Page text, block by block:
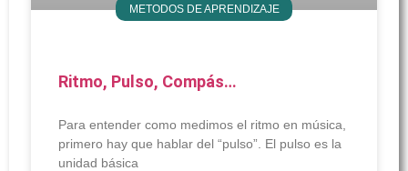
METODOS DE APRENDIZAJE
Ritmo, Pulso, Compás…
Para entender como medimos el ritmo en música,
primero hay que hablar del “pulso”. El pulso es la
unidad básica